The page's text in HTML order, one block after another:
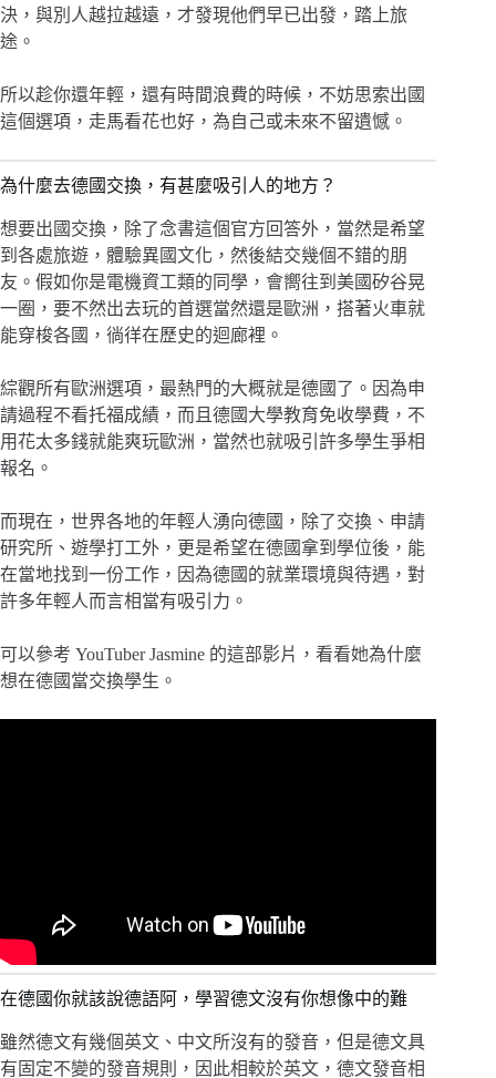
決，與別人越拉越遠，才發現他們早已出發，踏上旅
途。
所以趁你還年輕，還有時間浪費的時候，不妨思索出國
這個選項，走馬看花也好，為自己或未來不留遺憾。
為什麼去德國交換，有甚麼吸引人的地方？
想要出國交換，除了念書這個官方回答外，當然是希望
到各處旅遊，體驗異國文化，然後結交幾個不錯的朋
友。假如你是電機資工類的同學，會嚮往到美國矽谷晃
一圈，要不然出去玩的首選當然還是歐洲，搭著火車就
能穿梭各國，徜徉在歷史的迴廊裡。
綜觀所有歐洲選項，最熱門的大概就是德國了。因為申
請過程不看托福成績，而且德國大學教育免收學費，不
用花太多錢就能爽玩歐洲，當然也就吸引許多學生爭相
報名。
而現在，世界各地的年輕人湧向德國，除了交換、申請
研究所、遊學打工外，更是希望在德國拿到學位後，能
在當地找到一份工作，因為德國的就業環境與待遇，對
許多年輕人而言相當有吸引力。
可以參考 YouTuber Jasmine 的這部影片，看看她為什麼
想在德國當交換學生。
在德國你就該說德語阿，學習德文沒有你想像中的難
雖然德文有幾個英文、中文所沒有的發音，但是德文具
有固定不變的發音規則，因此相較於英文，德文發音相